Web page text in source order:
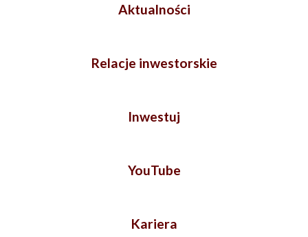
Aktualności
Relacje inwestorskie
Inwestuj
YouTube
Kariera